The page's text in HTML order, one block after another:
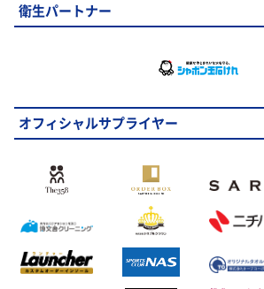
衛生パートナー
オフィシャルサプライヤー